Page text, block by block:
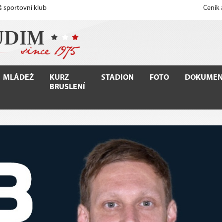
sportovní klub Ceník
MLÁDEŽ
KURZ
BRUSLENÍ
STADION FOTO